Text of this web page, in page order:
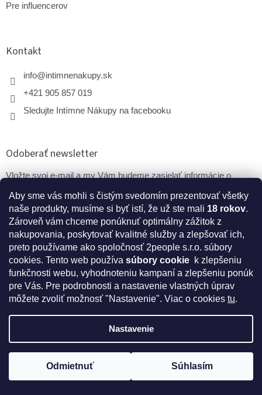
Aby sme vás mohli s čistým svedomím prezentovať všetky
naše produkty, musíme si byť istí, že už ste mali 18 rokov.
Zároveň vám chceme ponúknuť optimálny zážitok z
nakupovania, poskytovať kvalitné služby a zlepšovať ich,
preto používame ako spoločnosť 2people s.r.o. súbory
cookies. Tento web používa súbory cookie k zlepšeniu
funkčnosti webu, vyhodnoteniu kampaní a zlepšeniu ponúk
pre Vás. Pre podrobnosti a nastavenie vlastných úprav
môžete zvoliť možnosť "Nastavenie". Viac o cookies tu.
Nastavenie
Odmietnuť Súhlasím
Pre influencerov
Kontakt
info@intimnenakupy.sk
+421 905 857 019
Sledujte Intímne Nákupy na facebooku
Odoberať newsletter
Vložte svoj e-mail a my Vám budeme zasielať informácie o
Email
PRIHLÁSIŤ SA
* Disclaimer: Bezpečnostné prehlásenie k výživovým
doplnkom a kozmetike
Získajte kód na zľavu 5%